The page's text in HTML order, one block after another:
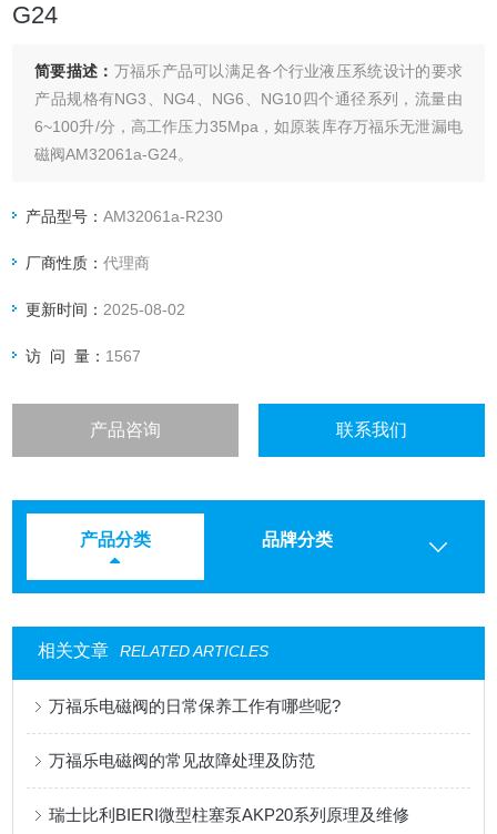
G24
简要描述： 万福乐产品可以满足各个行业液压系统设计的要求
产品规格有NG3、NG4、NG6、NG10四个通径系列，流量由
6~100升/分，高工作压力35Mpa，如原装库存万福乐无泄漏电
磁阀AM32061a-G24。
产品型号：AM32061a-R230
厂商性质：代理商
更新时间： 2025-08-02
访 问 量： 1567
产品咨询 联系我们
产品分类 品牌分类
相关文章 RELATED ARTICLES
万福乐电磁阀的日常保养工作有哪些呢?
万福乐电磁阀的常见故障处理及防范
瑞士比利BIERI微型柱塞泵AKP20系列原理及维修